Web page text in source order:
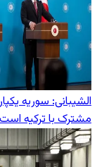
الشیبانی: سوریه
مشترک با ترکیه است